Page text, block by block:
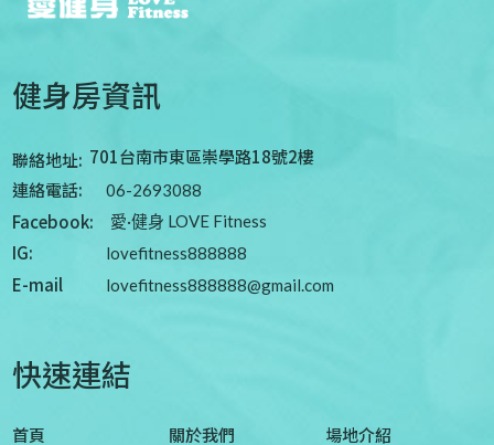
健身房資訊
聯絡地址: 701台南市東區崇學路18號2樓
連絡電話:
06-2693088
Facebook: 愛·健身 LOVE Fitness
IG: lovefitness888888
E-mail lovefitness888888@gmail.com
快速連結
首頁 關於我們 場地介紹